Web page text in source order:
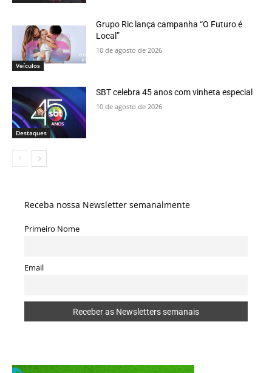
Veículos
Grupo Ric lança campanha “O Futuro é
Local”
10 de agosto de 2026
Destaques
SBT celebra 45 anos com vinheta especial
10 de agosto de 2026
Receba nossa Newsletter semanalmente
Primeiro Nome
Email